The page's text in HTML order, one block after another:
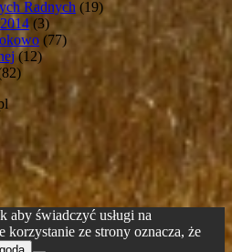
Radnych (19)
(3)
(77)
(12)
aby świadczyć usługi na
ze strony oznacza, że